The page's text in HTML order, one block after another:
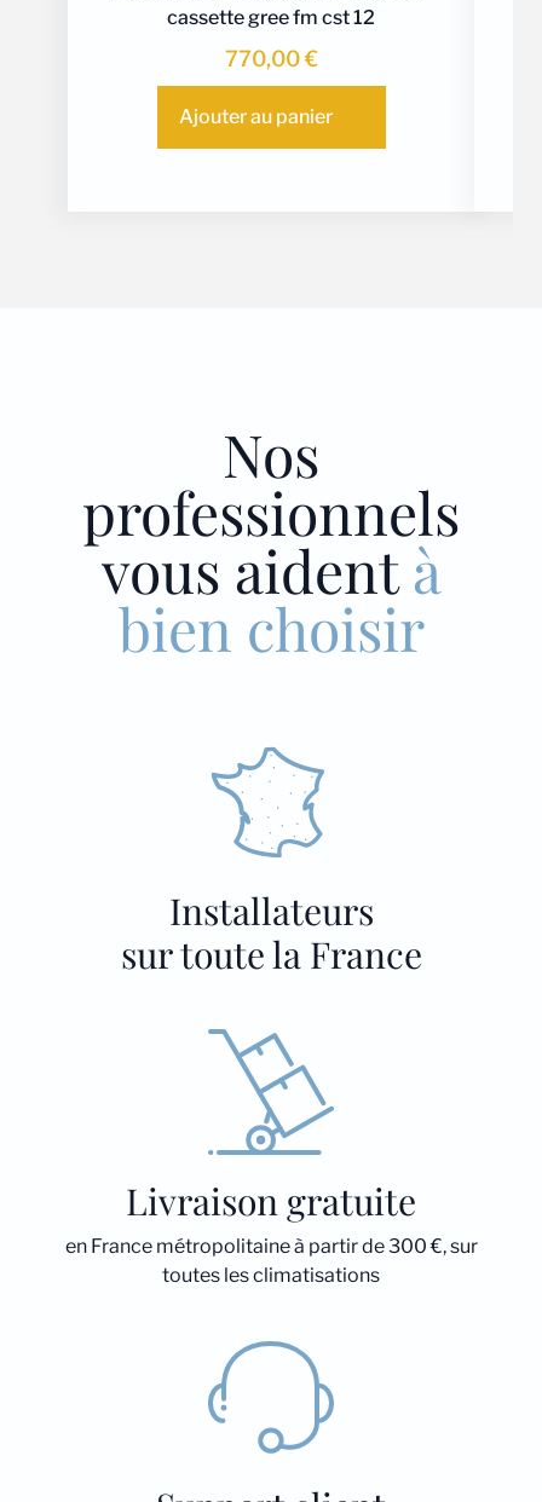
cassette gree fm cst 12
770,00€
Ajouter au panier
Nos
professionnels
vous aidentà
bien choisir
Installateurs
sur toute la France
Livraison gratuite
en France métropolitaine à partir de 300 €, sur
toutes les climatisations